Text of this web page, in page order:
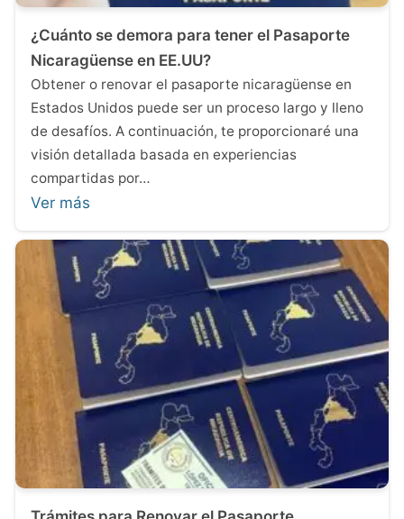
¿Cuánto se demora para tener el Pasaporte
Nicaragüense en EE.UU?
Obtener o renovar el pasaporte nicaragüense en
Estados Unidos puede ser un proceso largo y lleno
de desafíos. A continuación, te proporcionaré una
visión detallada basada en experiencias
compartidas por…
Ver más